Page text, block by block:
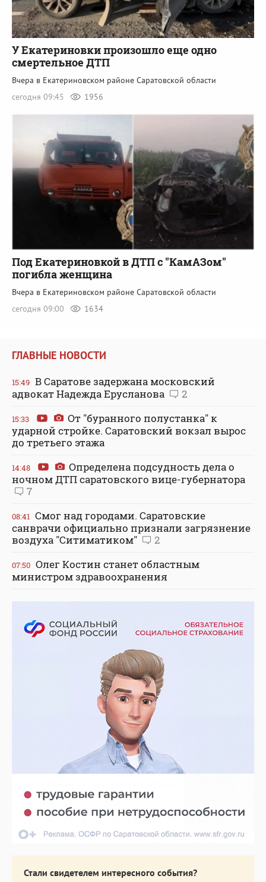
У Екатериновки произошло еще одно
смертельное ДТП
Вчера в Екатериновском районе Саратовской области
сегодня 09:45
1956
Под Екатериновкой в ДТП с "КамАЗом"
погибла женщина
Вчера в Екатериновском районе Саратовской области
сегодня 09:00
1634
ГЛАВНЫЕ НОВОСТИ
15:49 В Саратове задержана московский
адвокат Надежда Ерусланова
2
15:33
От "буранного полустанка" к
ударной стройке. Саратовский вокзал вырос
до третьего этажа
14:48
Определена подсудность дела о
ночном ДТП саратовского вице-губернатора
7
08:41 Смог над городами. Саратовские
санврачи официально признали загрязнение
воздуха "Ситиматиком"
2
07:50 Олег Костин станет областным
министром здравоохранения
Стали свидетелем интересного события?